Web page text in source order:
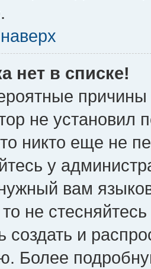
нет в списке!
причины
не установил
никто еще не
у
вам
то не
создать и
Более